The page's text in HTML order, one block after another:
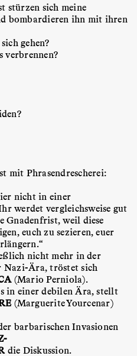
stürzen sich meine
bombardieren ihn mit ihren
gehen?
verbrennen?
mit Phrasendrescherei:
nicht in einer
werdet vergleichsweise gut
Gnadenfrist, weil diese
euch zu sezieren, euer
nicht mehr in der
Nazi-Ära, tröstet sich
(Mario Perniola).
in einer debilen Ära, stellt
(Marguerite Yourcenar)
barbarischen Invasionen
die Diskussion.